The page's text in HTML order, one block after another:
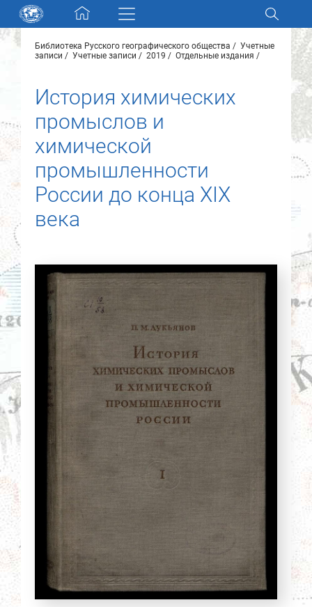
Skip navigation
Разделы и коллекции
Электронный каталог
Новости
О нас
Контакты
Партнеры
Найти
Библиотека Русского географического общества
Учетные
записи
Учетные записи 2019 Отдельные издания
История химических
промыслов и
химической
промышленности
России до конца XIX
века